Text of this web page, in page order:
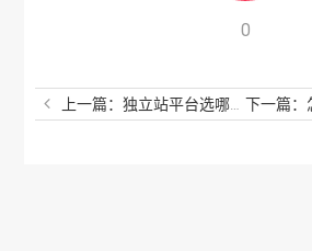
0
上一篇：独立站平台选哪个好？做得好的独立站有哪些？